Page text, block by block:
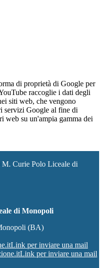
di proprietà di Google per
raccoglie i dati degli
siti web, che vengono
servizi Google al fine di
web su un'ampia gamma dei
Curie Polo Liceale di
di Monopoli
(BA)
Link per inviare una mail
Link per inviare una mail